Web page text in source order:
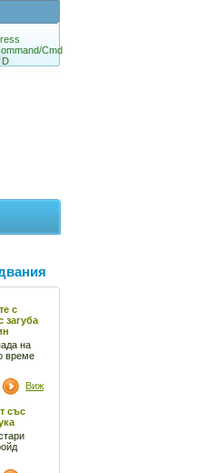
Cmd
D
с
загуба
на
време
Виж
със